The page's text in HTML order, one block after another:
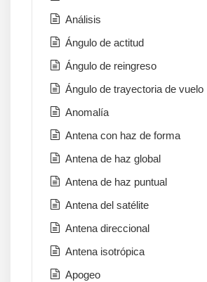
Análisis
Ángulo de actitud
Ángulo de reingreso
Ángulo de trayectoria de vuelo
Anomalía
Antena con haz de forma
Antena de haz global
Antena de haz puntual
Antena del satélite
Antena direccional
Antena isotrópica
Apogeo